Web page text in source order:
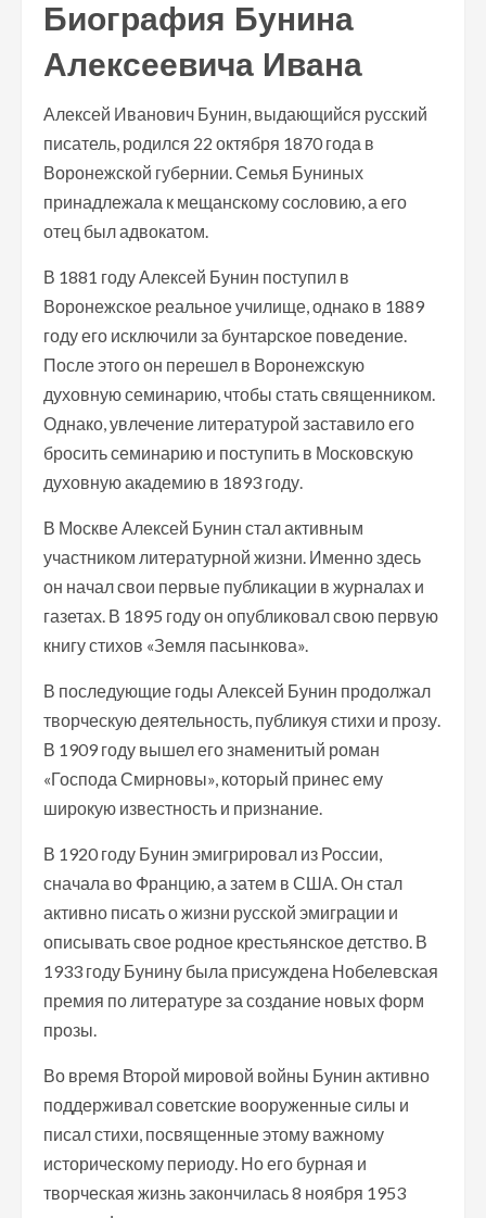
Биография Бунина
Алексеевича Ивана
Алексей Иванович Бунин, выдающийся русский
писатель, родился 22 октября 1870 года в
Воронежской губернии. Семья Буниных
принадлежала к мещанскому сословию, а его
отец был адвокатом.
В 1881 году Алексей Бунин поступил в
Воронежское реальное училище, однако в 1889
году его исключили за бунтарское поведение.
После этого он перешел в Воронежскую
духовную семинарию, чтобы стать священником.
Однако, увлечение литературой заставило его
бросить семинарию и поступить в Московскую
духовную академию в 1893 году.
В Москве Алексей Бунин стал активным
участником литературной жизни. Именно здесь
он начал свои первые публикации в журналах и
газетах. В 1895 году он опубликовал свою первую
книгу стихов «Земля пасынкова».
В последующие годы Алексей Бунин продолжал
творческую деятельность, публикуя стихи и прозу.
В 1909 году вышел его знаменитый роман
«Господа Смирновы», который принес ему
широкую известность и признание.
В 1920 году Бунин эмигрировал из России,
сначала во Францию, а затем в США. Он стал
активно писать о жизни русской эмиграции и
описывать свое родное крестьянское детство. В
1933 году Бунину была присуждена Нобелевская
премия по литературе за создание новых форм
прозы.
Во время Второй мировой войны Бунин активно
поддерживал советские вооруженные силы и
писал стихи, посвященные этому важному
историческому периоду. Но его бурная и
творческая жизнь закончилась 8 ноября 1953